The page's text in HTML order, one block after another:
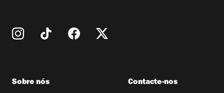
Sobre nós Contacte-nos